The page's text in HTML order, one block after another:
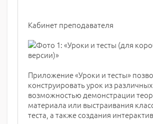
Кабинет преподавателя
Приложение «Уроки и тесты»
конструировать урок из
возможностью демонстрации
материала или выстраивания
теста, а также создания